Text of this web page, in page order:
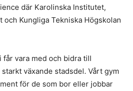
där Karolinska Institutet,
Kungliga Tekniska Högskolan
får vara med och bidra till
växande stadsdel. Vårt gym
för de som bor eller jobbar